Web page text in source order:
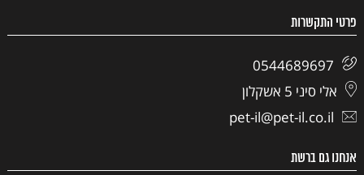
פרטי התקשרות
0544689697
אלי סיני 5 אשקלון
pet-il@pet-il.co.il
אנחנו גם ברשת